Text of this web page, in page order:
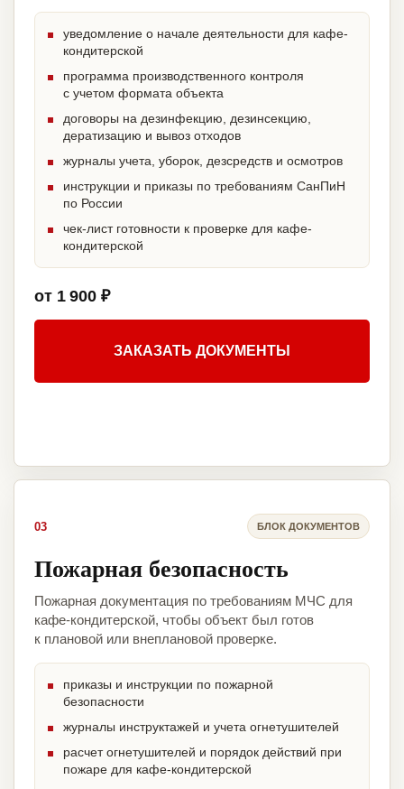
уведомление о начале деятельности для кафе-
кондитерской
программа производственного контроля
с учетом формата объекта
договоры на дезинфекцию, дезинсекцию,
дератизацию и вывоз отходов
журналы учета, уборок, дезсредств и осмотров
инструкции и приказы по требованиям СанПиН
по России
чек-лист готовности к проверке для кафе-
кондитерской
от 1 900 ₽
ЗАКАЗАТЬ ДОКУМЕНТЫ
03 БЛОК ДОКУМЕНТОВ
Пожарная безопасность
Пожарная документация по требованиям МЧС для
кафе-кондитерской, чтобы объект был готов
к плановой или внеплановой проверке.
приказы и инструкции по пожарной
безопасности
журналы инструктажей и учета огнетушителей
расчет огнетушителей и порядок действий при
пожаре для кафе-кондитерской